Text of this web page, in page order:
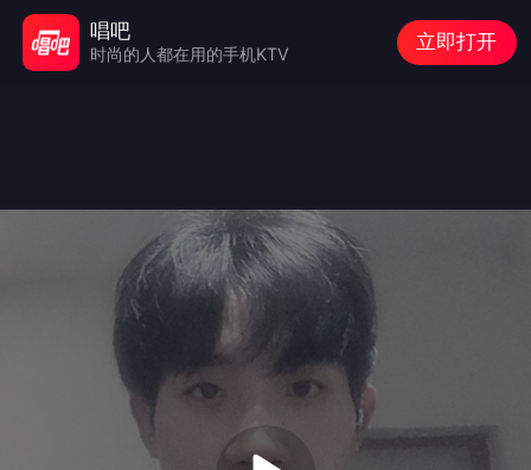
唱吧
时尚的人都在用的手机KTV
立即打开